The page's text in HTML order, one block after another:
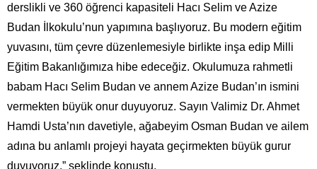
derslikli ve 360 öğrenci kapasiteli Hacı Selim ve Azize
Budan İlkokulu’nun yapımına başlıyoruz. Bu modern eğitim
yuvasını, tüm çevre düzenlemesiyle birlikte inşa edip Milli
Eğitim Bakanlığımıza hibe edeceğiz. Okulumuza rahmetli
babam Hacı Selim Budan ve annem Azize Budan’ın ismini
vermekten büyük onur duyuyoruz. Sayın Valimiz Dr. Ahmet
Hamdi Usta’nın davetiyle, ağabeyim Osman Budan ve ailem
adına bu anlamlı projeyi hayata geçirmekten büyük gurur
duyuyoruz.” şeklinde konuştu.